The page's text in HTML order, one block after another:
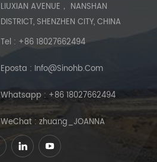
LIUXIAN AVENUE， NANSHAN
DISTRICT, SHENZHEN CITY, CHINA
Tel : +86 18027662494
Eposta : Info@sinohb.com
Whatsapp : +86 18027662494
WeChat : zhuang_JOANNA